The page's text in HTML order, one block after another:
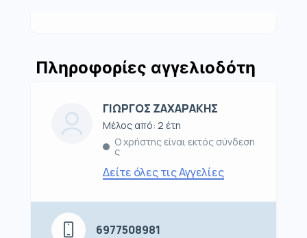
Πληροφορίες αγγελιοδότη
ΓΙΩΡΓΟΣ ΖΑΧΑΡΑΚΗΣ
Μέλος από: 2 έτη
Ο χρήστης είναι εκτός σύνδεση
ς
Δείτε όλες τις Αγγελίες
6977508981